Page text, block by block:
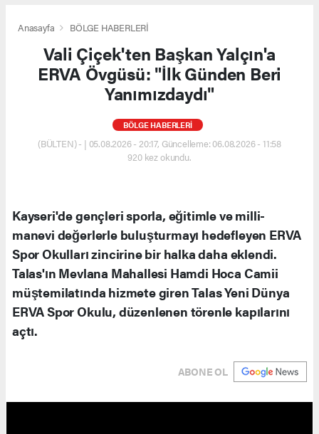
Anasayfa BÖLGE HABERLERİ
Vali Çiçek'ten Başkan Yalçın'a
ERVA Övgüsü: "İlk Günden Beri
Yanımızdaydı"
BÖLGE HABERLERİ
(BÜLTEN) - | 05.08.2026 - 20:17, Güncelleme: 06.08.2026 - 11:58
920 kez okundu.
Kayseri'de gençleri sporla, eğitimle ve milli-
manevi değerlerle buluşturmayı hedefleyen ERVA
Spor Okulları zincirine bir halka daha eklendi.
Talas'ın Mevlana Mahallesi Hamdi Hoca Camii
müştemilatında hizmete giren Talas Yeni Dünya
ERVA Spor Okulu, düzenlenen törenle kapılarını
açtı.
ABONE OL